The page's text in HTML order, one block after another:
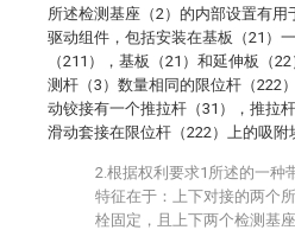
所述检测基座（2）的内部设置有用
驱动组件，包括安装在基板（21）
（211），基板（21）和延伸板（
测杆（3）数量相同的限位杆（222
动铰接有一个推拉杆（31），推拉
滑动套接在限位杆（222）上的吸附
2.根据权利要求1所述的一种
特征在于：上下对接的两个
栓固定，且上下两个检测基